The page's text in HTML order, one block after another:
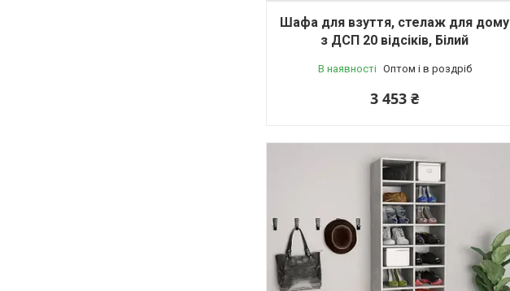
Шафа для взуття, стелаж для дому
з ДСП 20 відсіків, Білий
В наявності Оптом і в роздріб
3 453 ₴